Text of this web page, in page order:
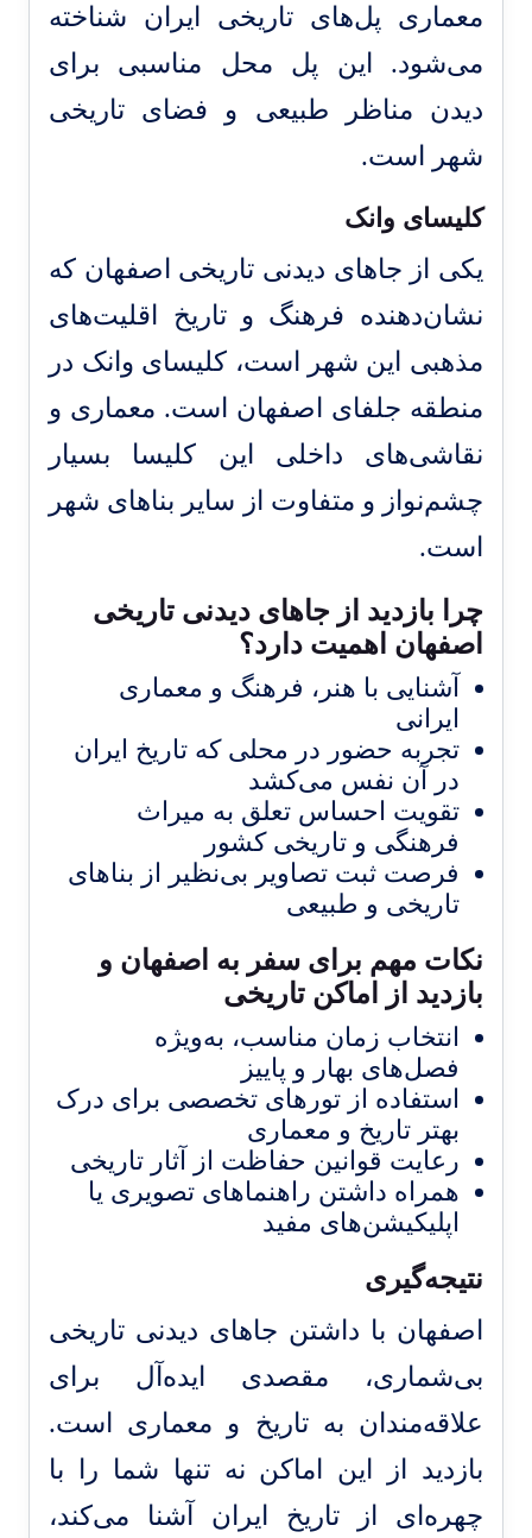
معماری پل‌های تاریخی ایران شناخته
می‌شود. این پل محل مناسبی برای
دیدن مناظر طبیعی و فضای تاریخی
شهر است.
کلیسای وانک
یکی از جاهای دیدنی تاریخی اصفهان که
نشان‌دهنده فرهنگ و تاریخ اقلیت‌های
مذهبی این شهر است، کلیسای وانک در
منطقه جلفای اصفهان است. معماری و
نقاشی‌های داخلی این کلیسا بسیار
چشم‌نواز و متفاوت از سایر بناهای شهر
است.
چرا بازدید از جاهای دیدنی تاریخی
اصفهان اهمیت دارد؟
آشنایی با هنر، فرهنگ و معماری
ایرانی
تجربه حضور در محلی که تاریخ ایران
در آن نفس می‌کشد
تقویت احساس تعلق به میراث
فرهنگی و تاریخی کشور
فرصت ثبت تصاویر بی‌نظیر از بناهای
تاریخی و طبیعی
نکات مهم برای سفر به اصفهان و
بازدید از اماکن تاریخی
انتخاب زمان مناسب، به‌ویژه
فصل‌های بهار و پاییز
استفاده از تورهای تخصصی برای درک
بهتر تاریخ و معماری
رعایت قوانین حفاظت از آثار تاریخی
همراه داشتن راهنماهای تصویری یا
اپلیکیشن‌های مفید
نتیجه‌گیری
اصفهان با داشتن جاهای دیدنی تاریخی
بی‌شماری، مقصدی ایده‌آل برای
علاقه‌مندان به تاریخ و معماری است.
بازدید از این اماکن نه تنها شما را با
چهره‌ای از تاریخ ایران آشنا می‌کند،